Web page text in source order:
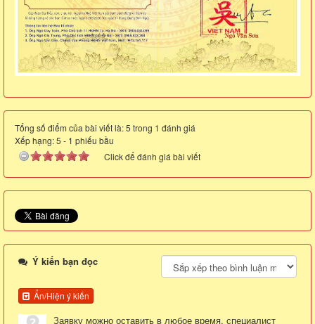
Tổng số điểm của bài viết là: 5 trong 1 đánh giá
Xếp hạng:5 - 1 phiếu bầu
Click để đánh giá bài viết
Ý kiến bạn đọc
Ẩn/Hiện ý kiến
Заявку можно оставить в любое время, специалист